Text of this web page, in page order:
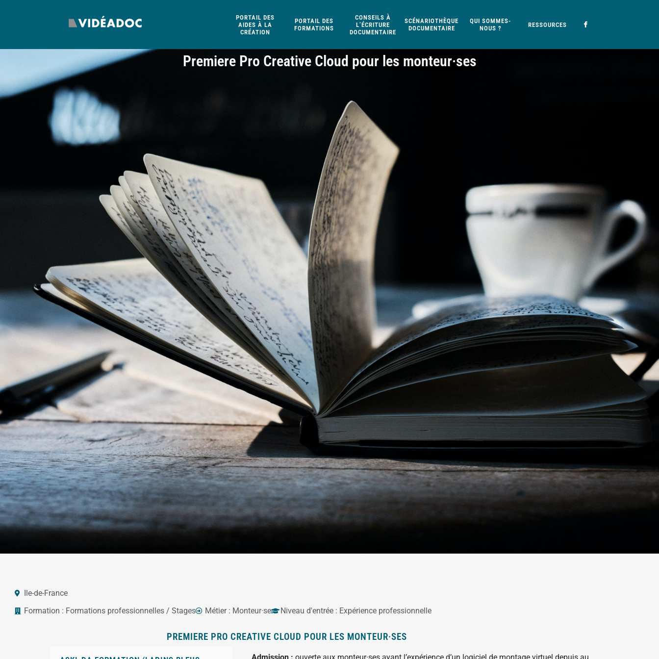
PORTAIL DES
AIDES À LA
CRÉATION
PORTAIL DES
FORMATIONS
CONSEILS À
L’ÉCRITURE
DOCUMENTAIRE
SCÉNARIOTHÈQUE
DOCUMENTAIRE
QUI SOMMES-
NOUS ?
RESSOURCES
Premiere Pro Creative Cloud pour les monteur·ses
Ile-de-France
Formation : Formations professionnelles / Stages Métier : Monteur·se Niveau d'entrée : Expérience professionnelle
PREMIERE PRO CREATIVE CLOUD POUR LES MONTEUR·SES